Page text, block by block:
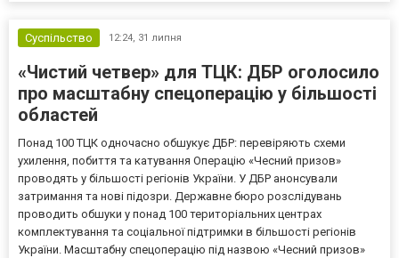
Суспільство 12:24, 31 липня
«Чистий четвер» для ТЦК: ДБР оголосило
про масштабну спецоперацію у більшості
областей
Понад 100 ТЦК одночасно обшукує ДБР: перевіряють схеми
ухилення, побиття та катування Операцію «Чесний призов»
проводять у більшості регіонів України. У ДБР анонсували
затримання та нові підозри. Державне бюро розслідувань
проводить обшуки у понад 100 територіальних центрах
комплектування та соціальної підтримки в більшості регіонів
України. Масштабну спецоперацію під назвою «Чесний призов»